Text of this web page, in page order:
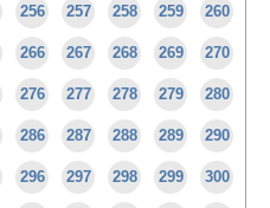
256 257 258 259 260
266 267 268 269 270
276 277 278 279 280
286 287 288 289 290
296 297 298 299 300